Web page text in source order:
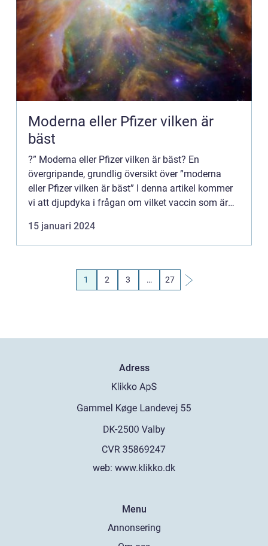
Moderna eller Pfizer vilken är
bäst
?” Moderna eller Pfizer vilken är bäst? En
övergripande, grundlig översikt över ”moderna
eller Pfizer vilken är bäst” I denna artikel kommer
vi att djupdyka i frågan om vilket vaccin som är
15 januari 2024
1 2 3 … 27
Adress
web: www.klikko.dk
Menu
Annonsering